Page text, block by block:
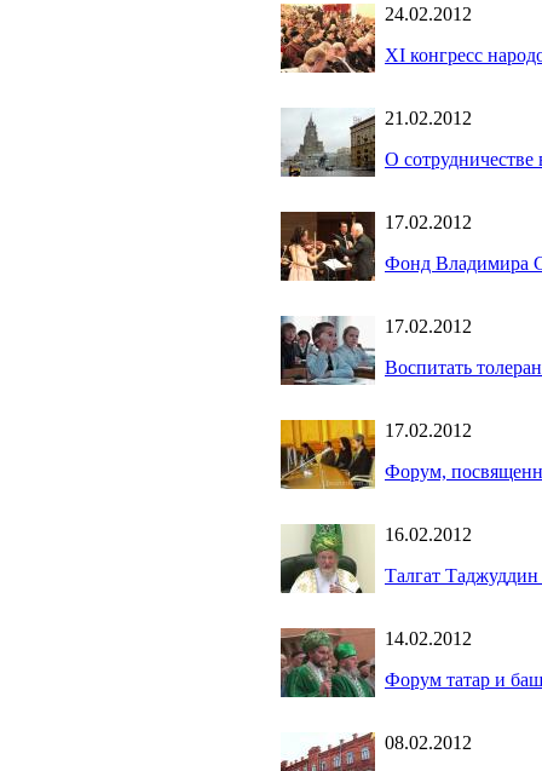
24.02.2012
XI конгресс
21.02.2012
О сотрудничестве
17.02.2012
Фонд Владимира
17.02.2012
Воспитать
17.02.2012
Форум,
16.02.2012
Талгат
14.02.2012
Форум татар и
08.02.2012